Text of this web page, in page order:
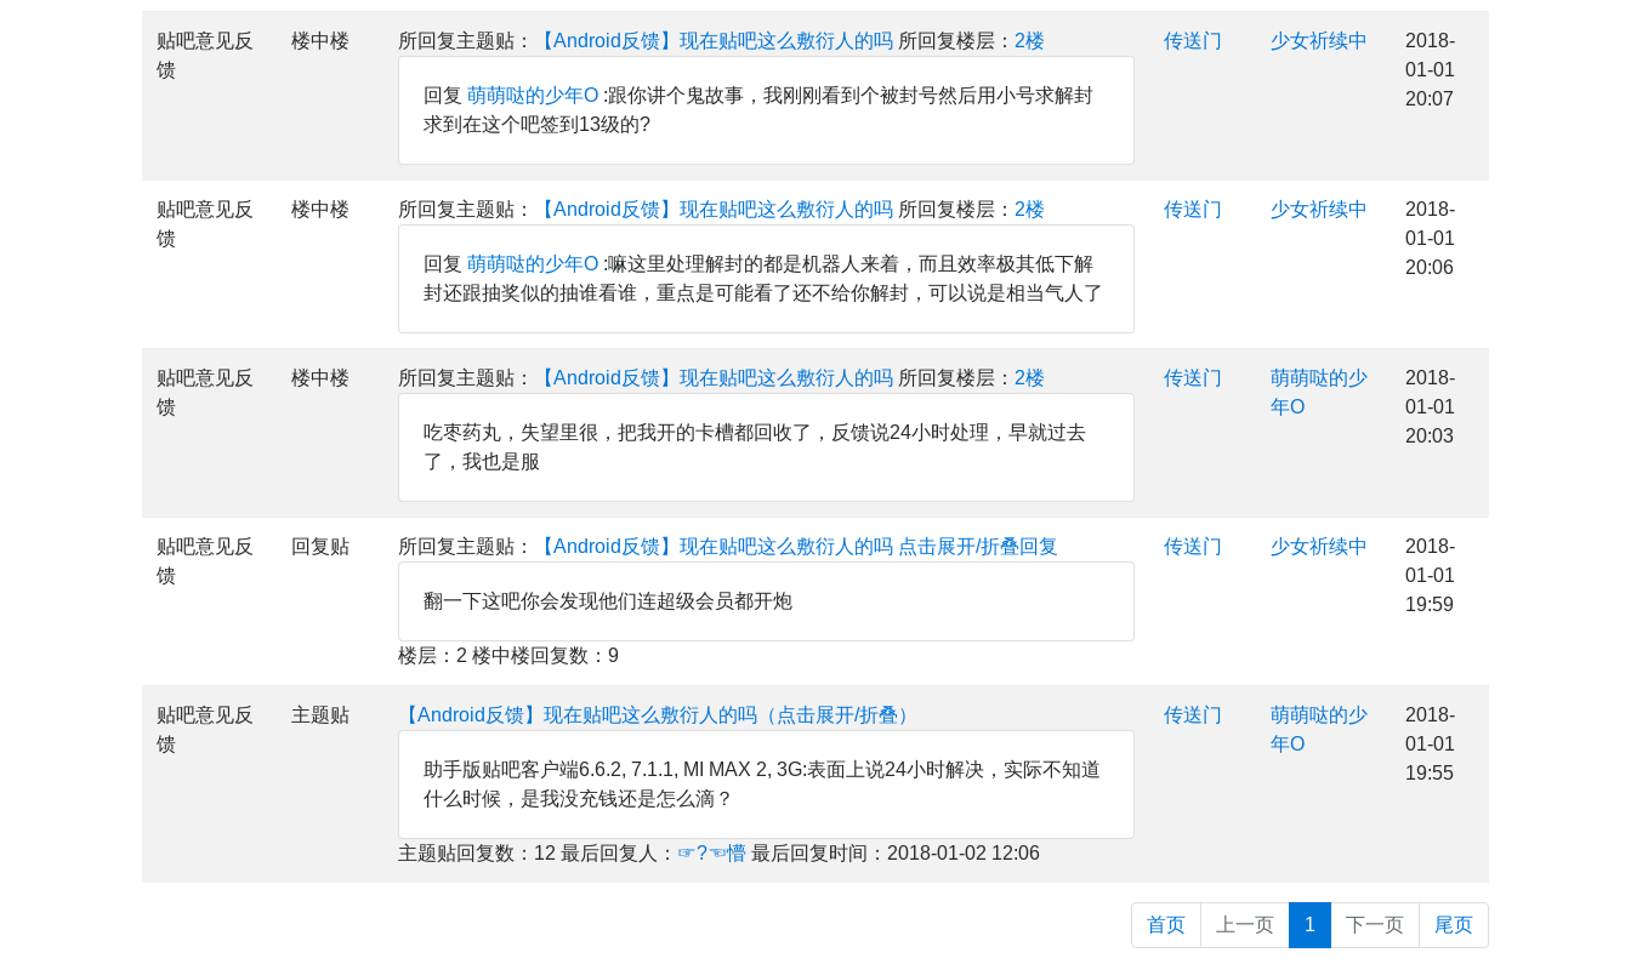
贴吧意见反
馈
楼中楼 所回复主题贴： 【Android反馈】现在贴吧这么敷衍人的吗 所回复楼层： 2楼
回复 萌萌哒的少年O :跟你讲个鬼故事，我刚刚看到个被封号然后用小号求解封
求到在这个吧签到13级的?
传送门 少女祈续中
2018-
01-01
20:07
贴吧意见反
馈
楼中楼 所回复主题贴： 【Android反馈】现在贴吧这么敷衍人的吗 所回复楼层： 2楼
回复 萌萌哒的少年O :嘛这里处理解封的都是机器人来着，而且效率极其低下解
封还跟抽奖似的抽谁看谁，重点是可能看了还不给你解封，可以说是相当气人了
传送门 少女祈续中
2018-
01-01
20:06
贴吧意见反
馈
楼中楼 所回复主题贴： 【Android反馈】现在贴吧这么敷衍人的吗 所回复楼层： 2楼
吃枣药丸，失望里很，把我开的卡槽都回收了，反馈说24小时处理，早就过去
了，我也是服
传送门
萌萌哒的少
年O
2018-
01-01
20:03
贴吧意见反
馈
回复贴 所回复主题贴： 【Android反馈】现在贴吧这么敷衍人的吗 点击展开/折叠回复
翻一下这吧你会发现他们连超级会员都开炮
楼层：2 楼中楼回复数：9
传送门 少女祈续中
2018-
01-01
19:59
贴吧意见反
馈
主题贴 【Android反馈】现在贴吧这么敷衍人的吗（点击展开/折叠）
助手版贴吧客户端6.6.2, 7.1.1, MI MAX 2, 3G:表面上说24小时解决，实际不知道
什么时候，是我没充钱还是怎么滴？
主题贴回复数：12 最后回复人： ☞?☜懵 最后回复时间：2018-01-02 12:06
传送门
萌萌哒的少
年O
2018-
01-01
19:55
首页 上一页 1 下一页 尾页